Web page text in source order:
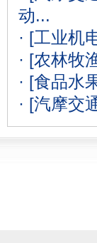
动...
· [工业机
· [农林牧
· [食品水
· [汽摩交